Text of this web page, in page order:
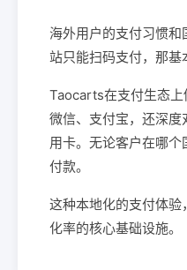
海外用户的支付习惯
站只能扫码支付，那基
Taocarts在支付生态
微信、支付宝，还深
用卡。无论客户在哪
付款。
这种本地化的支付体
化率的核心基础设施。